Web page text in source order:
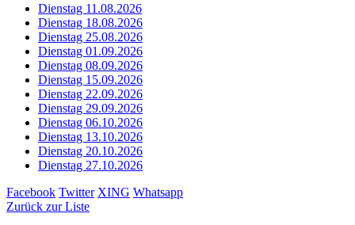
Dienstag 11.08.2026
Dienstag 18.08.2026
Dienstag 25.08.2026
Dienstag 01.09.2026
Dienstag 08.09.2026
Dienstag 15.09.2026
Dienstag 22.09.2026
Dienstag 29.09.2026
Dienstag 06.10.2026
Dienstag 13.10.2026
Dienstag 20.10.2026
Dienstag 27.10.2026
Facebook Twitter XING Whatsapp
Zurück zur Liste